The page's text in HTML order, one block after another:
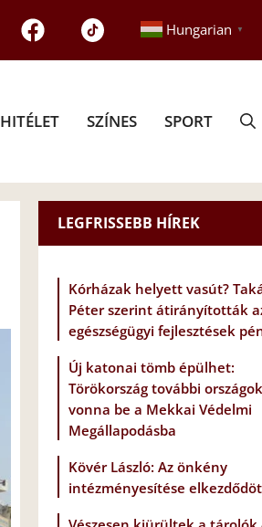
Hungarian ▼
HITÉLET SZÍNES SPORT
LEGFRISSEBB HÍREK
Kórházak helyett vasút?
Péter szerint átirányították
egészségügyi fejlesztések
Új katonai tömb épülhet:
Törökország további
vonna be a Mekkai Védelmi
Megállapodásba
Kövér László: Az önkény
intézményesítése